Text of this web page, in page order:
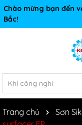
Chào mừng bạn đến
Bắc!
Trang chủ Sơn